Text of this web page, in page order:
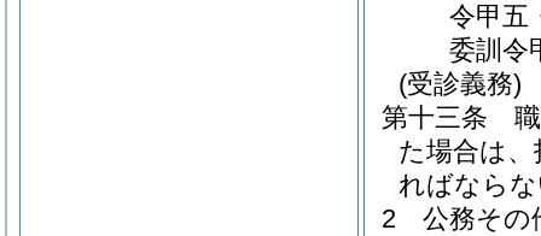
令甲五
委訓令
(受診義務)
第十三条
た場合は
ればなら
2
公務その